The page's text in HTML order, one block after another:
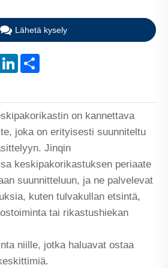
Lähetä kysely
LinkedIn
on kannettava
joka on erityisesti suunniteltu
Jinqin
keskipakorikastuksen periaate
suunnitteluun, ja ne palvelevat
kuten tulvakullan etsintä,
tai rikastushiekan
niille, jotka haluavat ostaa